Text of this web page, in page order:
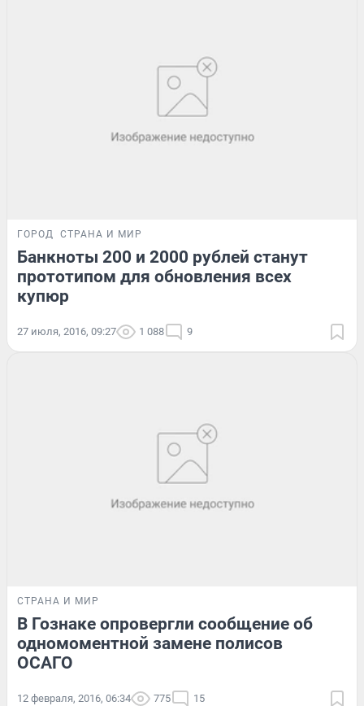
ГОРОД СТРАНА И МИР
Банкноты 200 и 2000 рублей станут
прототипом для обновления всех
купюр
27 июля, 2016, 09:27 1 088 9
СТРАНА И МИР
В Гознаке опровергли сообщение об
одномоментной замене полисов
ОСАГО
12 февраля, 2016, 06:34 775 15